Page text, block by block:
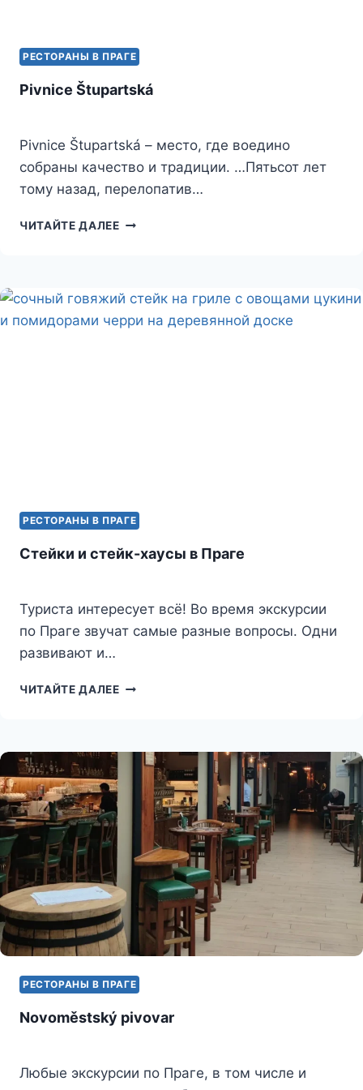
РЕСТОРАНЫ В ПРАГЕ
Pivnice Štupartská
Pivnice Štupartská – место, где воедино
собраны качество и традиции. …Пятьсот лет
тому назад, перелопатив…
ЧИТАЙТЕ ДАЛЕЕPIVNICE
РЕСТОРАНЫ В ПРАГЕ
Стейки и стейк-хаусы в Праге
Туриста интересует всё! Во время экскурсии
по Праге звучат самые разные вопросы. Одни
развивают и…
ЧИТАЙТЕ ДАЛЕЕСТЕЙКИ
В
ПРАГЕ
РЕСТОРАНЫ В ПРАГЕ
Novoměstský pivovar
Любые экскурсии по Праге, в том числе и